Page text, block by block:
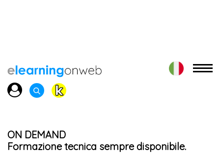
ON DEMAND
Formazione tecnica sempre disponibile.